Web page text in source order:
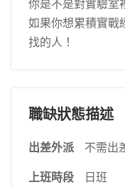
你是不是對實驗室
如果你想累積實戰
找的人！
職缺狀態描述
出差外派
不需出
上班時段
日班